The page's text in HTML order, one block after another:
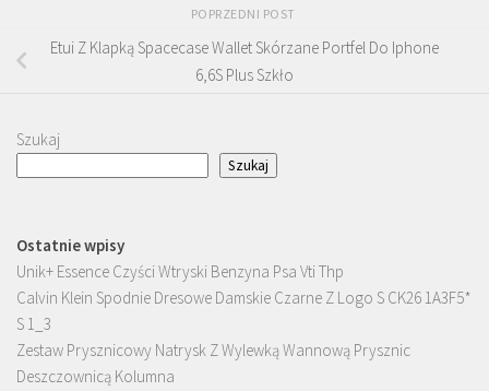
POPRZEDNI POST
Etui Z Klapką Spacecase Wallet Skórzane Portfel Do Iphone
6,6S Plus Szkło
Szukaj
Szukaj
Ostatnie wpisy
Unik+ Essence Czyści Wtryski Benzyna Psa Vti Thp
Calvin Klein Spodnie Dresowe Damskie Czarne Z Logo S CK26 1A3F5*
S 1_3
Zestaw Prysznicowy Natrysk Z Wylewką Wannową Prysznic
Deszczownicą Kolumna